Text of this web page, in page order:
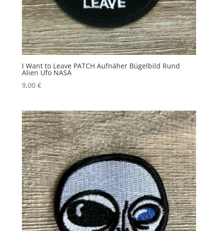
I Want to Leave PATCH Aufnäher Bügelbild Rund
Alien Ufo NASA
9,00 €